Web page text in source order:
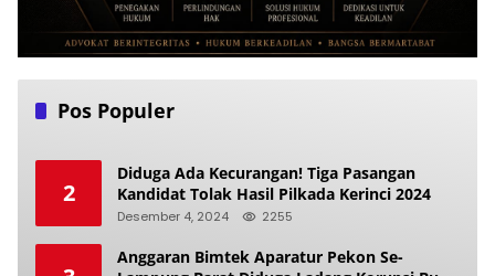
Pos Populer
2
Diduga Ada Kecurangan! Tiga Pasangan
Kandidat Tolak Hasil Pilkada Kerinci 2024
Desember 4, 2024 2255
Anggaran Bimtek Aparatur Pekon Se-